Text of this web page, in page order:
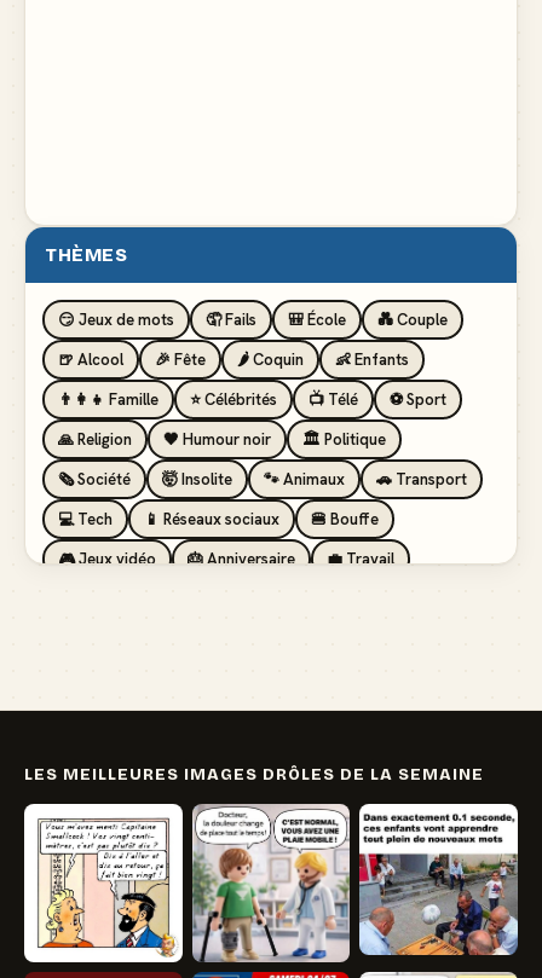
THÈMES
😏 Jeux de mots 🤦 Fails 🎒 École
💑 Couple
🍺 Alcool
🎉 Fête 🌶️ Coquin
👶 Enfants
👨‍👩‍👧 Famille
⭐ Célébrités 📺 Télé
⚽ Sport
🙏 Religion
🖤 Humour noir
🏛️ Politique
🗞️ Société
🤯 Insolite 🐾 Animaux
🚗 Transport
💻 Tech
📱 Réseaux sociaux
🍔 Bouffe
🎮 Jeux vidéo
🎂 Anniversaire
💼 Travail
LES MEILLEURES IMAGES DRÔLES DE LA SEMAINE